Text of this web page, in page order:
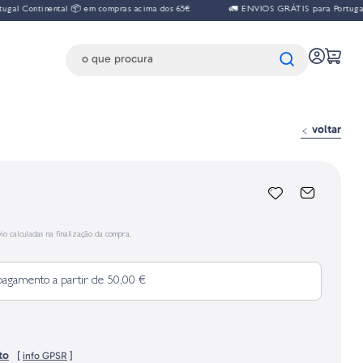
📦 em compras acima dos 65€ 🚛 ENVIOS GRÁTIS para Portugal
voltar
calculadas na finalização da compra.
a partir de 50,00 €
[ info GPSR ]